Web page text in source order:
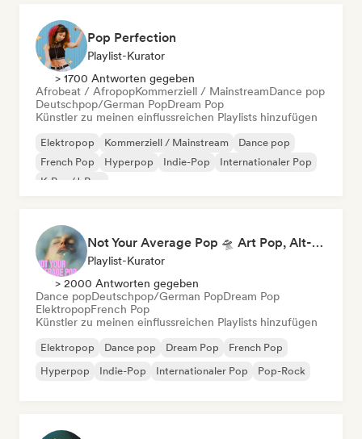
Pop Perfection
Playlist-Kurator
> 1700 Antworten gegeben
Afrobeat / AfropopKommerziell / MainstreamDance pop
Deutschpop/German PopDream Pop
Künstler zu meinen einflussreichen Playlists hinzufügen
Elektropop Kommerziell / Mainstream
Dance pop
French Pop
Hyperpop Indie-Pop
Internationaler Pop
K-Pop/J-Pop
Not Your Average Pop 🛸 Art Pop, Alt-Pop & Indie Pop
Playlist-Kurator
> 2000 Antworten gegeben
Dance popDeutschpop/German PopDream Pop
ElektropopFrench Pop
Künstler zu meinen einflussreichen Playlists hinzufügen
Elektropop Dance pop Dream Pop
French Pop
Hyperpop
Indie-Pop Internationaler Pop Pop-Rock